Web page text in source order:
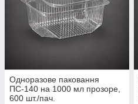
Одноразове паковання
ПС-140 на 1000 мл прозоре,
600 шт./пач.